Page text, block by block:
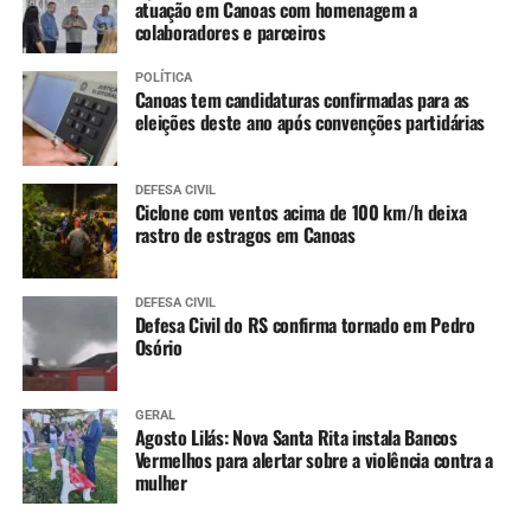
atuação em Canoas com homenagem a
colaboradores e parceiros
POLÍTICA
Canoas tem candidaturas confirmadas para as
eleições deste ano após convenções partidárias
DEFESA CIVIL
Ciclone com ventos acima de 100 km/h deixa
rastro de estragos em Canoas
DEFESA CIVIL
Defesa Civil do RS confirma tornado em Pedro
Osório
GERAL
Agosto Lilás: Nova Santa Rita instala Bancos
Vermelhos para alertar sobre a violência contra a
mulher